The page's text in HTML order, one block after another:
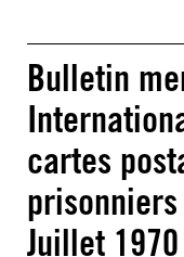
Bulletin
cartes
Juillet 1970